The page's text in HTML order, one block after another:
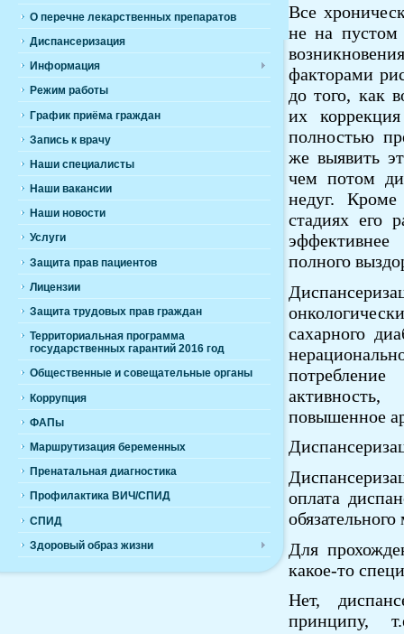
О перечне лекарственных препаратов
Диспансеризация
Информация
Режим работы
График приёма граждан
Запись к врачу
Наши специалисты
Наши вакансии
Наши новости
Услуги
Защита прав пациентов
Лицензии
Защита трудовых прав граждан
Территориальная программа
государственных гарантий 2016 год
Общественные и совещательные органы
Коррупция
ФАПы
Маршрутизация беременных
Пренатальная диагностика
Профилактика ВИЧ/СПИД
СПИД
Здоровый образ жизни
Все
не на пустом
факторами
до того, как
их
полностью
же выявить
чем потом
недуг. Кроме
стадиях его
полного
сахарного
повышенное
оплата
Для
какое-то
Нет,
принципу,